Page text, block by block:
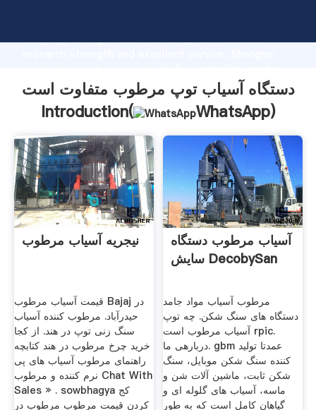
Grasping strong production capability, advanced
the value and bring values to all of customers.
دستگاه آسیاب توپ مرطوب متفاوت است
Introduction(
WhatsApp)
نیجریه آسیاب مرطوب
قیمت آسیاب مرطوب Bajaj در
حیدرآباد. مرطوب کننده آسیاب
سنگ زنی توپ در هند. از کجا
خرید چرخ مرطوب در هند کتابچه
راهنمای مرطوب آسیاب های پی
نرم کننده و مرطوب Chat With
Sales » . sowbhagya کج
کردن قیمت مرطوب مرطوب در
آسیاب مرطوب دستگاه
سایش DecobySan
مرطوب آسیاب مواد جامد
دستگاه های سنگ شکن. چه توپ
آسیاب مرطوب است rpic.
دربارهی ما. gbm عمدتا تولید
کننده سنگ شکن موبایل، سنگ
شکن ثابت، ماشین آلات شن و
ماسه، آسیاب های گلوله ای و
گیاهان کامل است که به طور